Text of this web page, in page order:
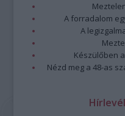
A forradalom
A
Készülőben
Nézd meg a 48-as